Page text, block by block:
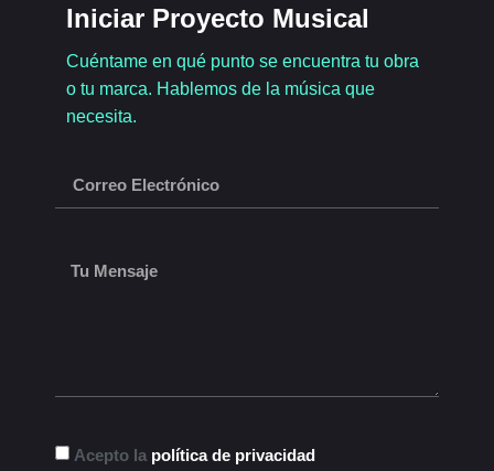
Iniciar Proyecto Musical
Cuéntame en qué punto se encuentra tu obra
o tu marca. Hablemos de la música que
necesita.
Acepto la política de privacidad